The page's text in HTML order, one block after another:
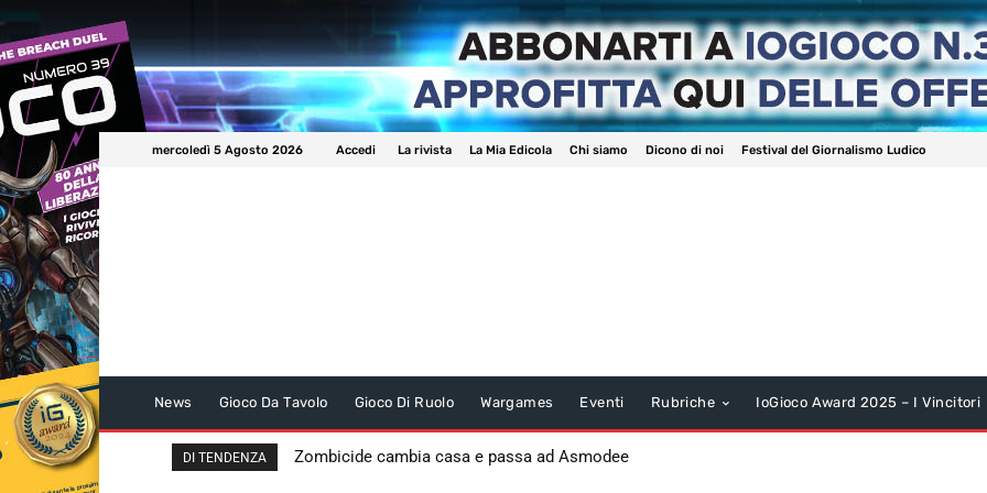
mercoledì 5 Agosto 2026 Accedi La rivista La Mia Edicola Chi siamo Dicono di noi Festival del Giornalismo Ludico
News Gioco Da Tavolo Gioco Di Ruolo Wargames Eventi Rubriche IoGioco Award 2025 – I Vincitori
DI TENDENZA Zombicide cambia casa e passa ad Asmodee